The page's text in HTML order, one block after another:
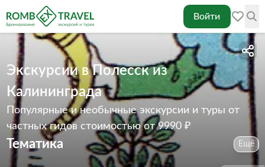
Войти
Экскурсии в Полесск из
Калининграда
Популярные и необычные экскурсии и туры от
частных гидов стоимостью от 9990 ₽
Тематика Ещё